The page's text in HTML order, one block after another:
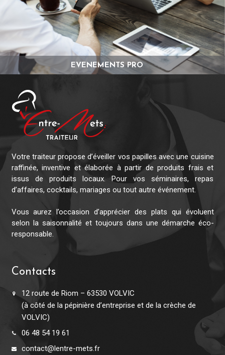
EVENEMENTS PRO
Votre traiteur propose d’éveiller vos papilles avec une cuisine
raffinée, inventive et élaborée à partir de produits frais et
issus de produits locaux. Pour vos séminaires, repas
d’affaires, cocktails, mariages ou tout autre événement.
Vous aurez l’occasion d’apprécier des plats qui évoluent
selon la saisonnalité et toujours dans une démarche éco-
responsable.
Contacts
12 route de Riom – 63530 VOLVIC
(à côté de la pépinière d’entreprise et de la crèche de
VOLVIC)
06 48 54 19 61
contact@lentre-mets.fr